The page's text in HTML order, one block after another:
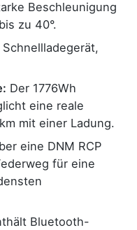
Beschleunigung
zu 40°.
Schnellladegerät,
Der 1776Wh
eine reale
mit einer Ladung.
eine DNM RCP
für eine
Bluetooth-